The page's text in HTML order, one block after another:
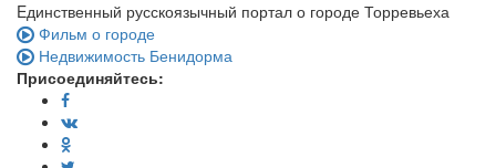
Eдинственный русскоязычный портал о городе Торревьеха
Фильм о городе
Недвижимость Бенидорма
Присоединяйтесь: